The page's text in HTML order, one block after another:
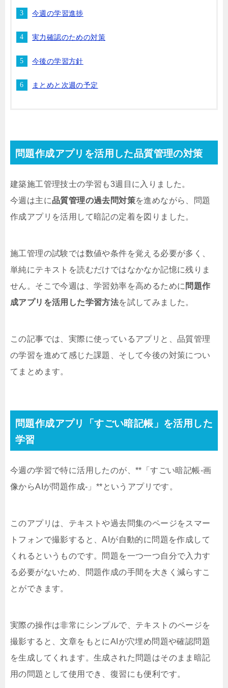
今週の学習進捗
実力確認のための対策
今後の学習方針
まとめと次週の予定
問題作成アプリを活用した品質管理の対策
建築施工管理技士の学習も3週目に入りました。
今週は主に品質管理の過去問対策を進めながら、問題
作成アプリを活用して暗記の定着を図りました。
施工管理の試験では数値や条件を覚える必要が多く、
単純にテキストを読むだけではなかなか記憶に残りま
せん。そこで今週は、学習効率を高めるために 問題作
成アプリを活用した学習方法を試してみました。
この記事では、実際に使っているアプリと、品質管理
の学習を進めて感じた課題、そして今後の対策につい
てまとめます。
問題作成アプリ「すごい暗記帳」を活用した
学習
今週の学習で特に活用したのが、**「すごい暗記帳‐画
像からAIが問題作成‐」**というアプリです。
このアプリは、テキストや過去問集のページをスマー
トフォンで撮影すると、AIが自動的に問題を作成して
くれるというものです。問題を一つ一つ自分で入力す
る必要がないため、問題作成の手間を大きく減らすこ
とができます。
実際の操作は非常にシンプルで、テキストのページを
撮影すると、文章をもとにAIが穴埋め問題や確認問題
を生成してくれます。生成された問題はそのまま暗記
用の問題として使用でき、復習にも便利です。